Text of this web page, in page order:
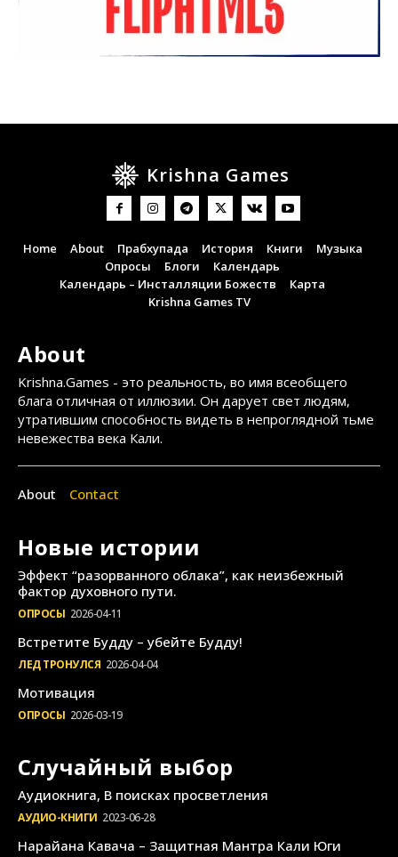
Krishna Games
Home About Прабхупада История Книги
Музыка
Опросы
Блоги
Календарь
Календарь – Инсталляции Божеств
Карта
Krishna Games TV
About
Krishna.Games - это реальность, во имя всеобщего
блага отличная от иллюзии. Он дарует свет людям,
утратившим способность видеть в непроглядной тьме
невежества века Кали.
About Contact
Новые истории
Эффект “разорванного облака”, как неизбежный
фактор духовного пути.
ОПРОСЫ 2026-04-11
Встретите Будду – убейте Будду!
ЛЕД ТРОНУЛСЯ 2026-04-04
Мотивация
ОПРОСЫ 2026-03-19
Случайный выбор
Аудиокнига, В поисках просветления
АУДИО-КНИГИ 2023-06-28
Нарайана Кавача – Защитная Мантра Кали Юги